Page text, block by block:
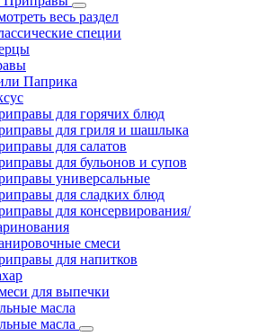
весь раздел
специи
Паприка
для горячих блюд
для гриля и шашлыка
для салатов
для бульонов и супов
универсальные
для сладких блюд
для консервирования/
смеси
для напитков
для выпечки
масла
масла